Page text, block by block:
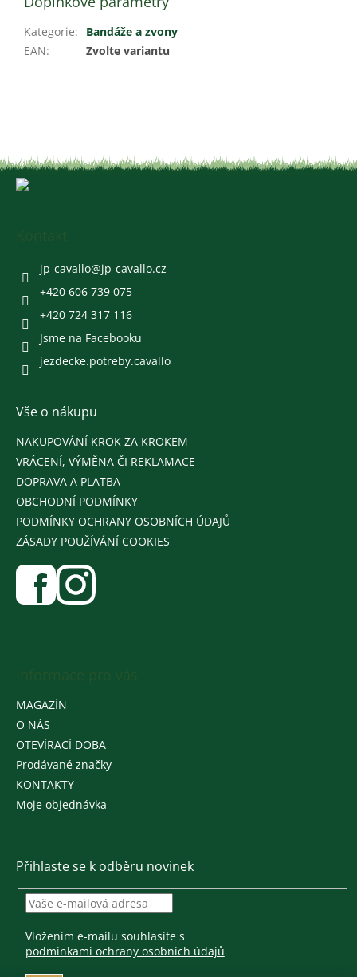
Kategorie:
Bandáže a zvony
EAN: Zvolte variantu
jp-cavallo@jp-cavallo.cz
+420 606 739 075
+420 724 317 116
Jsme na Facebooku
jezdecke.potreby.cavallo
Vše o nákupu
NAKUPOVÁNÍ KROK ZA KROKEM
VRÁCENÍ, VÝMĚNA ČI REKLAMACE
DOPRAVA A PLATBA
OBCHODNÍ PODMÍNKY
PODMÍNKY OCHRANY OSOBNÍCH ÚDAJŮ
ZÁSADY POUŽÍVÁNÍ COOKIES
MAGAZÍN
O NÁS
OTEVÍRACÍ DOBA
Prodávané značky
KONTAKTY
Moje objednávka
Přihlaste se k odběru novinek
Vložením e-mailu souhlasíte s
podmínkami ochrany osobních údajů